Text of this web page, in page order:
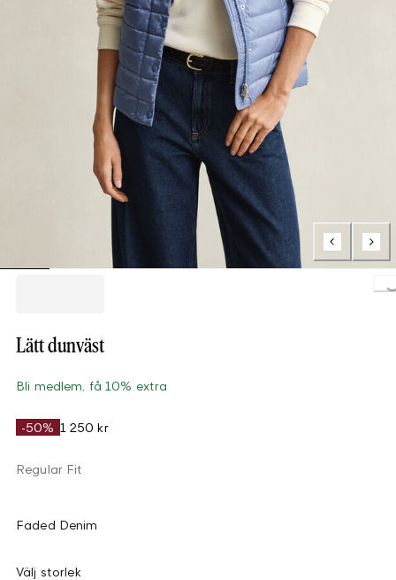
Lätt dunväst
Bli medlem, få 10% extra
-50% 1 250 kr
Regular Fit
Faded Denim
Välj storlek